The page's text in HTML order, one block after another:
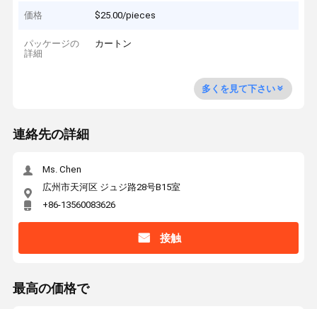
価格 $25.00/pieces
パッケージの
詳細
カートン
多くを見て下さい
連絡先の詳細
Ms. Chen
広州市天河区 ジュジ路28号B15室
+86-13560083626
接触
最高の価格で